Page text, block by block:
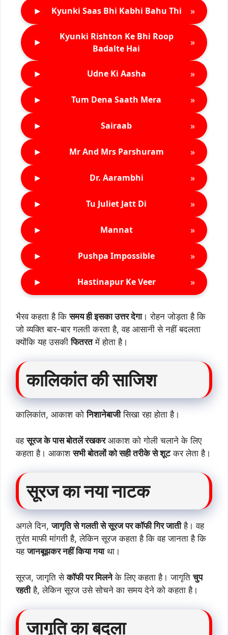
► Kyunki Saas Bhi Kabhi Bahu Thi »
►
Kyunki Rishton Ke Bhi Roop
Badalte Hai
»
► Udne Ki Aasha »
► Tum Dena Saath Mera »
► Sairaab »
► Mr And Mrs Parshuram »
► Dr. Aarambhi »
► Tu Juliet Jatt Di »
► Mannat »
► Pushpa Impossible »
► Hastinapur Ke Veer »
भैरव कहता है किसमय ही इसका उत्तर देगा। रोहन जोड़ता है कि
जो व्यक्ति बार-बार गलती करता है, वह आसानी से नहीं बदलता
क्योंकि यह उसकीफितरतमें होता है।
कालिकांत की साजिश
कालिकांत, आकाश कोनिशानेबाजीसिखा रहा होता है।
वहसूरज के पास बोतलें रखकरआकाश को गोली चलाने के लिए
कहता है। आकाशसभी बोतलों को सही तरीके से शूटकर लेता है।
सूरज का नया नाटक
अगले दिन,जागृति से गलती से सूरज पर कॉफी गिर जातीहै। वह
तुरंत माफी मांगती है, लेकिन सूरज कहता है कि वह जानता है कि
यहजानबूझकर नहीं किया गयाथा।
सूरज, जागृति सेकॉफी पर मिलनेके लिए कहता है। जागृतिचुप
रहतीहै, लेकिन सूरज उसे सोचने का समय देने को कहता है।
जागृति का बदला